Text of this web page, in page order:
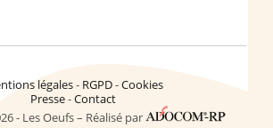
- Les Oeufs – Réalisé par
légales RGPD Cookies
Presse Contact